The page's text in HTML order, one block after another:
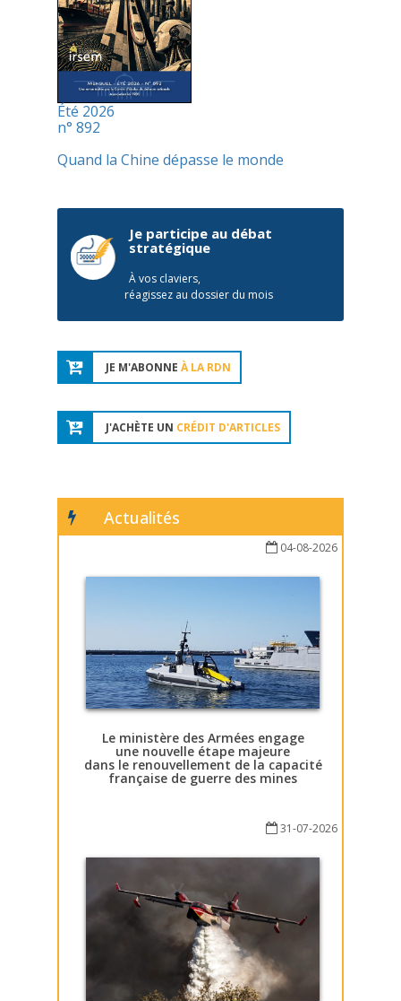
Été 2026
n° 892
Quand la Chine dépasse le monde
Je participe au débat
stratégique
À vos claviers,
réagissez au dossier du mois
JE M'ABONNE À LA RDN
J'ACHÈTE UN CRÉDIT D'ARTICLES
Actualités
04-08-2026
Le ministère des Armées engage
une nouvelle étape majeure
dans le renouvellement de la capacité
française de guerre des mines
31-07-2026